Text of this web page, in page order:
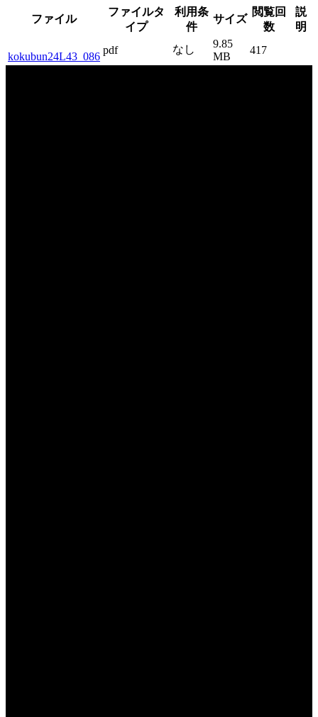
ファイル
ファイルタ
イプ
利用条
件
サイズ
閲覧回
数
説
明
kokubun24L43_086
pdf なし
9.85
MB
417